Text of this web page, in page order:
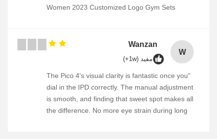
Women 2023 Customized Logo Gym Sets
W
Wanzan
مفيد (1w+)
"The Pico 4's visual clarity is fantastic once you
dial in the IPD correctly. The manual adjustment
is smooth, and finding that sweet spot makes all
the difference. No more eye strain during long